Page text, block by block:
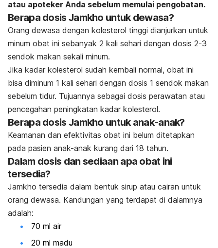
atau apoteker Anda sebelum memulai pengobatan.
Berapa dosis Jamkho untuk dewasa?
Orang dewasa dengan kolesterol tinggi dianjurkan untuk
minum obat ini sebanyak 2 kali sehari dengan dosis 2-3
sendok makan sekali minum.
Jika kadar kolesterol sudah kembali normal, obat ini
bisa diminum 1 kali sehari dengan dosis 1 sendok makan
sebelum tidur. Tujuannya sebagai dosis perawatan atau
pencegahan peningkatan kadar kolesterol.
Berapa dosis Jamkho untuk anak-anak?
Keamanan dan efektivitas obat ini belum ditetapkan
pada pasien anak-anak kurang dari 18 tahun.
Dalam dosis dan sediaan apa obat ini
tersedia?
Jamkho tersedia dalam bentuk sirup atau cairan untuk
orang dewasa. Kandungan yang terdapat di dalamnya
adalah:
70 ml air
20 ml madu